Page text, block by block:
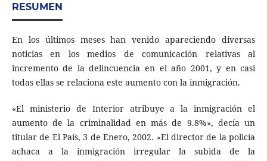
RESUMEN
En los últimos meses han venido apareciendo diversas
noticias en los medios de comunicación relativas al
incremento de la delincuencia en el año 2001, y en casi
todas ellas se relaciona este aumento con la inmigración.
«El ministerio de Interior atribuye a la inmigración el
aumento de la criminalidad en más de 9.8%», decía un
titular de El País, 3 de Enero, 2002. «El director de la policía
achaca a la inmigración irregular la subida de la